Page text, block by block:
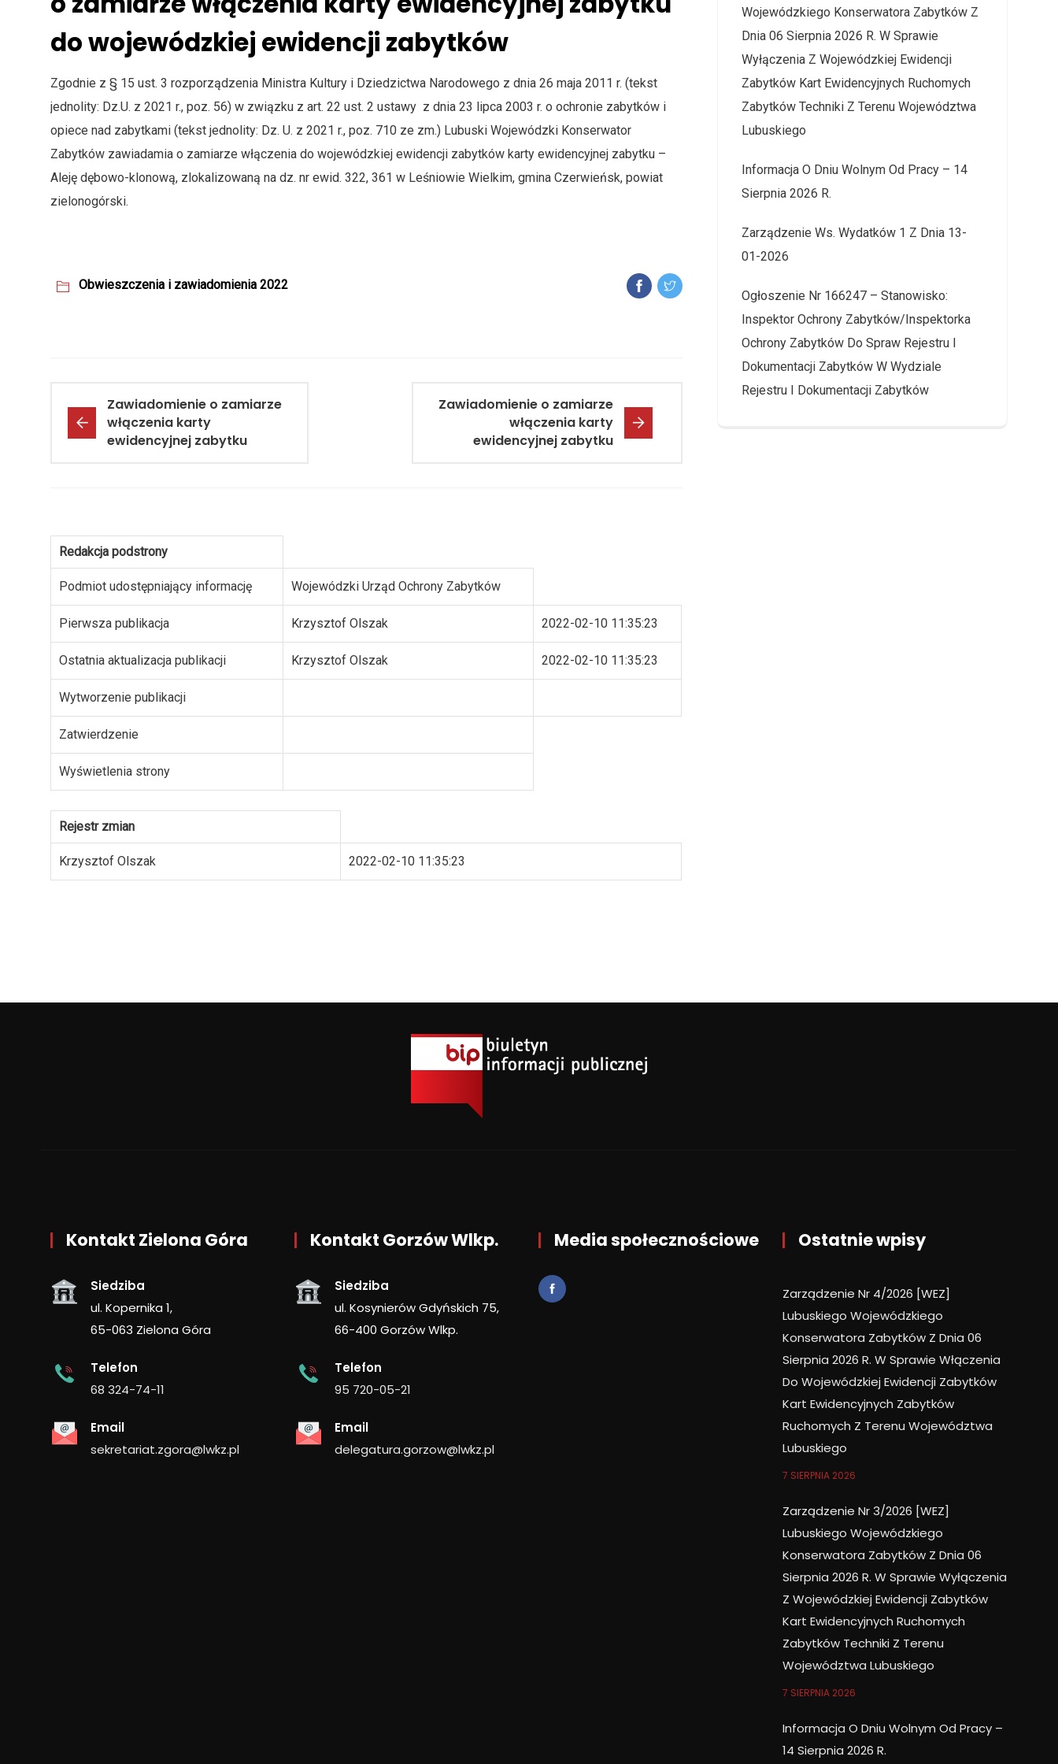
do wojewódzkiej ewidencji zabytków
Zgodnie z § 15 ust. 3 rozporządzenia Ministra Kultury i Dziedzictwa Narodowego z dnia 26 maja 2011 r. (tekst
jednolity: Dz.U. z 2021 r., poz. 56) w związku z art. 22 ust. 2 ustawy z dnia 23 lipca 2003 r. o ochronie zabytków i
opiece nad zabytkami (tekst jednolity: Dz. U. z 2021 r., poz. 710 ze zm.) Lubuski Wojewódzki Konserwator
Zabytków zawiadamia o zamiarze włączenia do wojewódzkiej ewidencji zabytków karty ewidencyjnej zabytku –
Aleję dębowo-klonową, zlokalizowaną na dz. nr ewid. 322, 361 w Leśniowie Wielkim, gmina Czerwieńsk, powiat
zielonogórski.
Obwieszczenia i zawiadomienia 2022
Zawiadomienie o zamiarze
włączenia karty
ewidencyjnej zabytku
Zawiadomienie o zamiarze
włączenia karty
ewidencyjnej zabytku
Redakcja podstrony
Podmiot udostępniający informację Wojewódzki Urząd Ochrony Zabytków
Pierwsza publikacja Krzysztof Olszak 2022-02-10 11:35:23
Ostatnia aktualizacja publikacji Krzysztof Olszak 2022-02-10 11:35:23
Wytworzenie publikacji
Zatwierdzenie
Wyświetlenia strony
Rejestr zmian
Krzysztof Olszak 2022-02-10 11:35:23
Wojewódzkiego Konserwatora Zabytków Z
Dnia 06 Sierpnia 2026 R. W Sprawie
Wyłączenia Z Wojewódzkiej Ewidencji
Zabytków Kart Ewidencyjnych Ruchomych
Zabytków Techniki Z Terenu Województwa
Lubuskiego
Informacja O Dniu Wolnym Od Pracy – 14
Sierpnia 2026 R.
Zarządzenie Ws. Wydatków 1 Z Dnia 13-
01-2026
Ogłoszenie Nr 166247 – Stanowisko:
Inspektor Ochrony Zabytków/Inspektorka
Ochrony Zabytków Do Spraw Rejestru I
Dokumentacji Zabytków W Wydziale
Rejestru I Dokumentacji Zabytków
Kontakt Zielona Góra
Siedziba
ul. Kopernika 1,
65-063 Zielona Góra
Telefon
68 324-74-11
Email
sekretariat.zgora@lwkz.pl
Kontakt Gorzów Wlkp.
Siedziba
ul. Kosynierów Gdyńskich 75,
66-400 Gorzów Wlkp.
Telefon
95 720-05-21
Email
delegatura.gorzow@lwkz.pl
Media społecznościowe Ostatnie wpisy
Zarządzenie Nr 4/2026 [WEZ]
Lubuskiego Wojewódzkiego
Konserwatora Zabytków Z Dnia 06
Sierpnia 2026 R. W Sprawie Włączenia
Do Wojewódzkiej Ewidencji Zabytków
Kart Ewidencyjnych Zabytków
Ruchomych Z Terenu Województwa
Lubuskiego
7 SIERPNIA 2026
Zarządzenie Nr 3/2026 [WEZ]
Lubuskiego Wojewódzkiego
Konserwatora Zabytków Z Dnia 06
Sierpnia 2026 R. W Sprawie Wyłączenia
Z Wojewódzkiej Ewidencji Zabytków
Kart Ewidencyjnych Ruchomych
Zabytków Techniki Z Terenu
Województwa Lubuskiego
7 SIERPNIA 2026
Informacja O Dniu Wolnym Od Pracy –
14 Sierpnia 2026 R.